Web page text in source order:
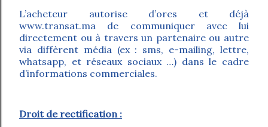
L’acheteur autorise d’ores et déjà
www.transat.ma de communiquer avec lui
directement ou à travers un partenaire ou autre
via diffèrent média (ex : sms, e-mailing, lettre,
whatsapp, et réseaux sociaux …) dans le cadre
d’informations commerciales.
Droit de rectification :